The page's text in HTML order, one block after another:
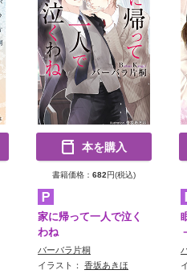
本を購入
書籍価格： 682円(税込)
家に帰って一人で泣く
わね
バーバラ片桐
イラスト： 香坂あきほ